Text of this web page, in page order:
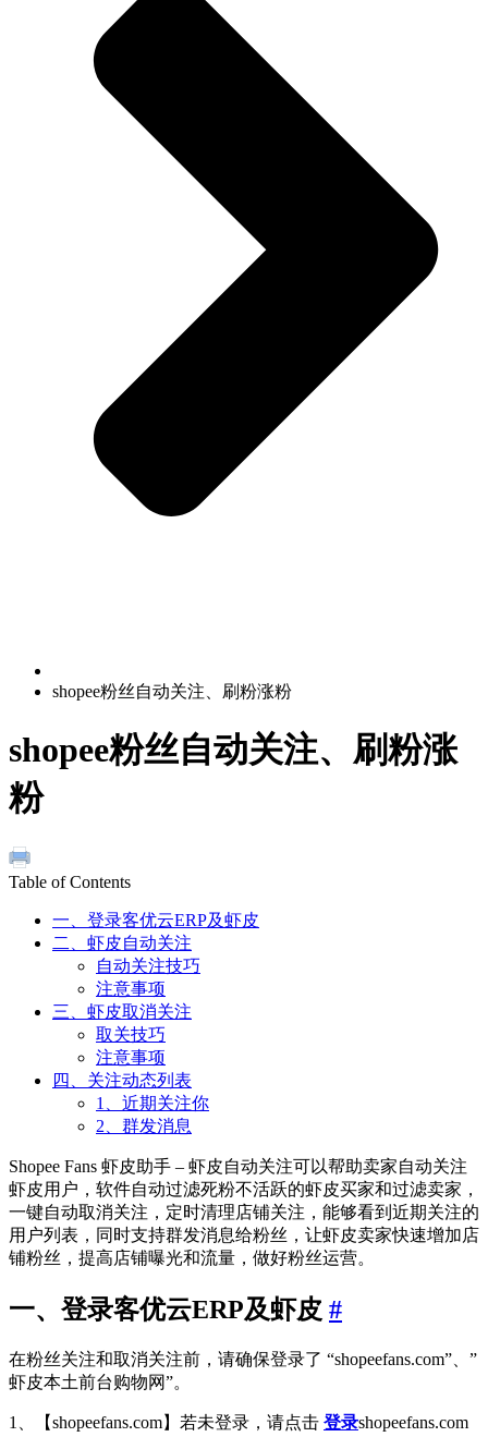
shopee粉丝自动关注、刷粉涨粉
shopee粉丝自动关注、刷粉涨
粉
Table of Contents
一、登录客优云ERP及虾皮
二、虾皮自动关注
自动关注技巧
注意事项
三、虾皮取消关注
取关技巧
注意事项
四、关注动态列表
1、近期关注你
2、群发消息
Shopee Fans 虾皮助手 – 虾皮自动关注可以帮助卖家自动关注
虾皮用户，软件自动过滤死粉不活跃的虾皮买家和过滤卖家，
一键自动取消关注，定时清理店铺关注，能够看到近期关注的
用户列表，同时支持群发消息给粉丝，让虾皮卖家快速增加店
铺粉丝，提高店铺曝光和流量，做好粉丝运营。
一、登录客优云ERP及虾皮 #
在粉丝关注和取消关注前，请确保登录了 “shopeefans.com”、”
虾皮本土前台购物网”。
1、【shopeefans.com】若未登录，请点击 登录shopeefans.com